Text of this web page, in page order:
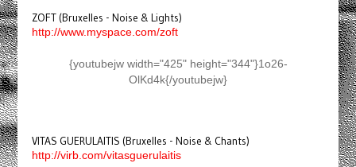
ZOFT (Bruxelles - Noise & Lights)
http://www.myspace.com/zoft
{youtubejw width="425" height="344"}1o26-
OlKd4k{/youtubejw}
VITAS GUERULAITIS (Bruxelles - Noise & Chants)
http://virb.com/vitasguerulaitis